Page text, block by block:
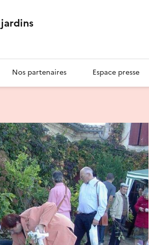
Nos partenaires Espace presse